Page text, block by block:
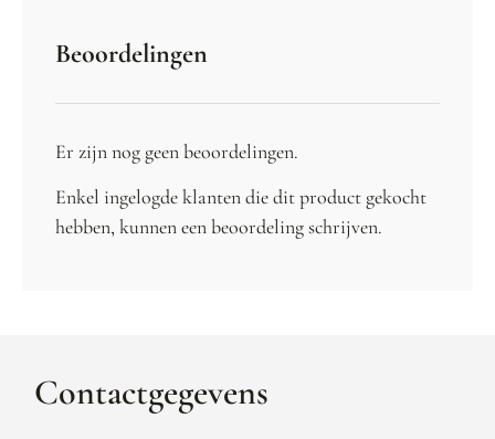
Beoordelingen
Er zijn nog geen beoordelingen.
Enkel ingelogde klanten die dit product gekocht
hebben, kunnen een beoordeling schrijven.
Contactgegevens